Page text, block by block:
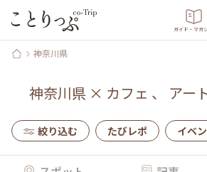
ガイド・マガ
神奈川県
神奈川県× カフェ 、 アー
絞り込む たびレポ イベ